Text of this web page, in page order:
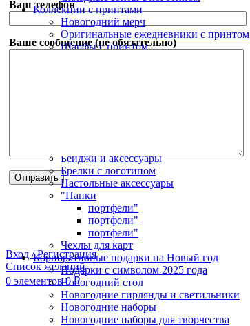
Ваш телефон
Ваше сообщение (не обязательно)
Вход / Регистрация
Список желаний
0 элементов 0₽
Коллекции с принтами
Новогодний мерч
Оригинальные ежедневники с принтом
Шарфы с принтом
Бейджи и аксессуары
Брелки с логотипом
Настольные аксессуары
"Папки
портфели"
портфели"
портфели"
Чехлы для карт
Корпоративные подарки на Новый год
Подарки с символом 2025 года
Новогодний стол
Новогодние гирлянды и светильники
Новогодние наборы
Новогодние наборы для творчества